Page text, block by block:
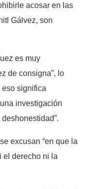
acosar en las
Gálvez, son
es muy
de consigna”, lo
significa
investigación
excusan “en que la
el derecho ni la